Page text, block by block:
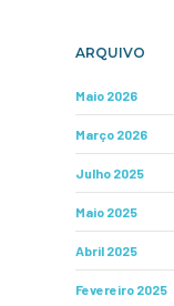
ARQUIVO
Maio 2026
Março 2026
Julho 2025
Maio 2025
Abril 2025
Fevereiro 2025